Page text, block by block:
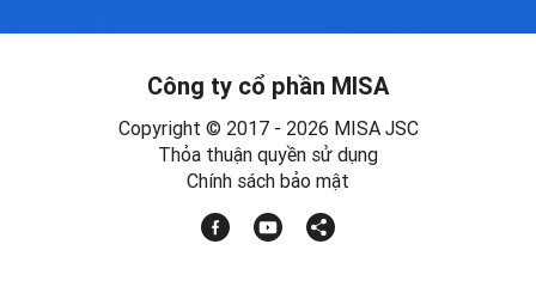
Công ty cổ phần MISA
Copyright © 2017 - 2026 MISA JSC
Thỏa thuận quyền sử dụng
Chính sách bảo mật